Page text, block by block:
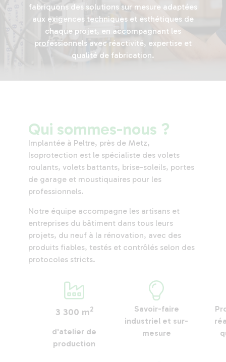
fabriquons des solutions sur mesure adaptées
aux exigences techniques et esthétiques de
chaque projet, en accompagnant les
professionnels avec réactivité, expertise et
qualité de fabrication.
Qui sommes-nous ?
Implantée à Peltre, près de Metz,
Isoprotection est le spécialiste des volets
roulants, volets battants, brise-soleils, portes
de garage et moustiquaires pour les
professionnels.
Notre équipe accompagne les artisans et
entreprises du bâtiment dans tous leurs
projets, du neuf à la rénovation, avec des
produits fiables, testés et contrôlés selon des
protocoles stricts.
3 300 m2
d'atelier de
production
Savoir-faire
industriel et sur-
mesure